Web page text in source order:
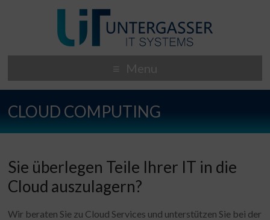
Menu
CLOUD COMPUTING
Sie überlegen Teile Ihrer IT in die
Cloud auszulagern?
​Wir beraten Sie zu Cloud Services und unterstützen Sie bei der